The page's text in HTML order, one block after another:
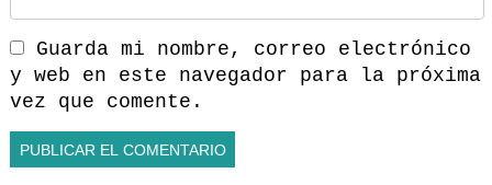
Guarda mi nombre, correo electrónico
y web en este navegador para la próxima
vez que comente.